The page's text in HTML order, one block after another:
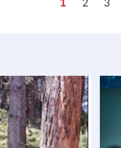
1 2 3